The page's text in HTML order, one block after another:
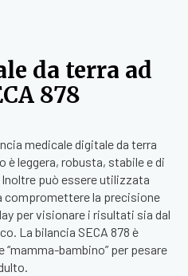
da terra ad
878
medicale digitale da terra
è leggera, robusta, stabile e di
può essere utilizzata
compromettere la precisione
per visionare i risultati sia dal
La bilancia SECA 878 è
bambino” per pesare